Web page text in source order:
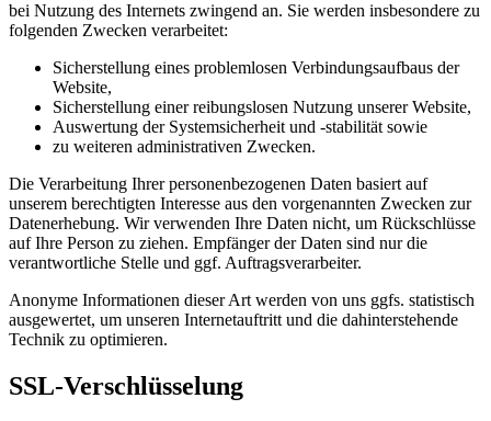
bei Nutzung des Internets zwingend an. Sie werden insbesondere zu
folgenden Zwecken verarbeitet:
Sicherstellung eines problemlosen Verbindungsaufbaus der
Website,
Sicherstellung einer reibungslosen Nutzung unserer Website,
Auswertung der Systemsicherheit und -stabilität sowie
zu weiteren administrativen Zwecken.
Die Verarbeitung Ihrer personenbezogenen Daten basiert auf
unserem berechtigten Interesse aus den vorgenannten Zwecken zur
Datenerhebung. Wir verwenden Ihre Daten nicht, um Rückschlüsse
auf Ihre Person zu ziehen. Empfänger der Daten sind nur die
verantwortliche Stelle und ggf. Auftragsverarbeiter.
Anonyme Informationen dieser Art werden von uns ggfs. statistisch
ausgewertet, um unseren Internetauftritt und die dahinterstehende
Technik zu optimieren.
SSL-Verschlüsselung